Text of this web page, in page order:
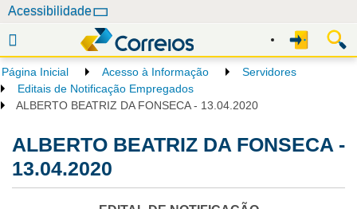
e
g
a
Acessibilidade
Página Inicial Acesso à Informação
Servidores
Editais de Notificação Empregados
ALBERTO BEATRIZ DA FONSECA - 13.04.2020
ALBERTO BEATRIZ DA FONSECA -
13.04.2020